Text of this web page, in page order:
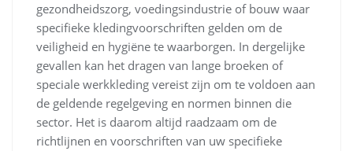
gezondheidszorg, voedingsindustrie of bouw waar
specifieke kledingvoorschriften gelden om de
veiligheid en hygiëne te waarborgen. In dergelijke
gevallen kan het dragen van lange broeken of
speciale werkkleding vereist zijn om te voldoen aan
de geldende regelgeving en normen binnen die
sector. Het is daarom altijd raadzaam om de
richtlijnen en voorschriften van uw specifieke